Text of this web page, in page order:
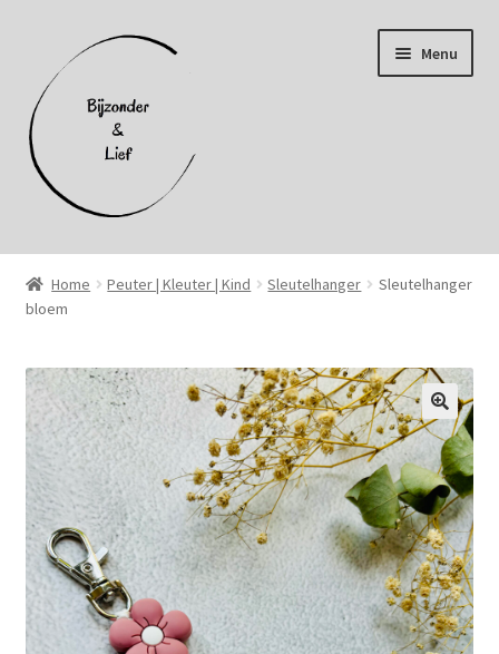
door
naar
navigatie
naar
de
inhoud
Menu
Home
Afhalen
Afrekenen
Algemene voorwaarden
Cookiebeleid (EU)
Mijn account
Privacybeleid
Home Peuter | Kleuter | Kind Sleutelhanger
Sleutelhanger
bloem